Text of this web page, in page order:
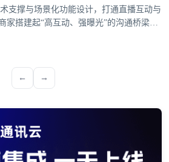
支撑与场景化功能设计，打通直播互动与
家搭建起“高互动、强曝光”的沟通桥梁，
← →